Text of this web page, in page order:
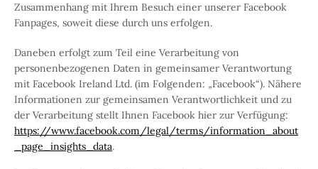
Zusammenhang mit Ihrem Besuch einer unserer Facebook
Fanpages, soweit diese durch uns erfolgen.
Daneben erfolgt zum Teil eine Verarbeitung von
personenbezogenen Daten in gemeinsamer Verantwortung
mit Facebook Ireland Ltd. (im Folgenden: „Facebook“). Nähere
Informationen zur gemeinsamen Verantwortlichkeit und zu
der Verarbeitung stellt Ihnen Facebook hier zur Verfügung:
https://www.facebook.com/legal/terms/information_about
_page_insights_data.